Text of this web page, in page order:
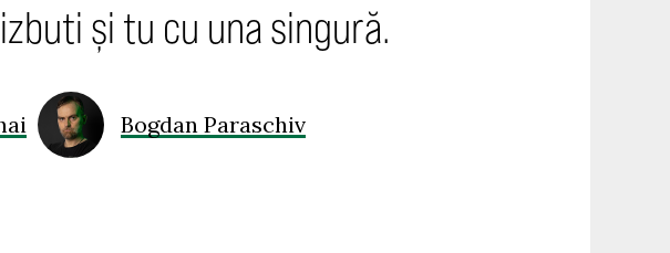
și tu cu una singură.
Bogdan Paraschiv